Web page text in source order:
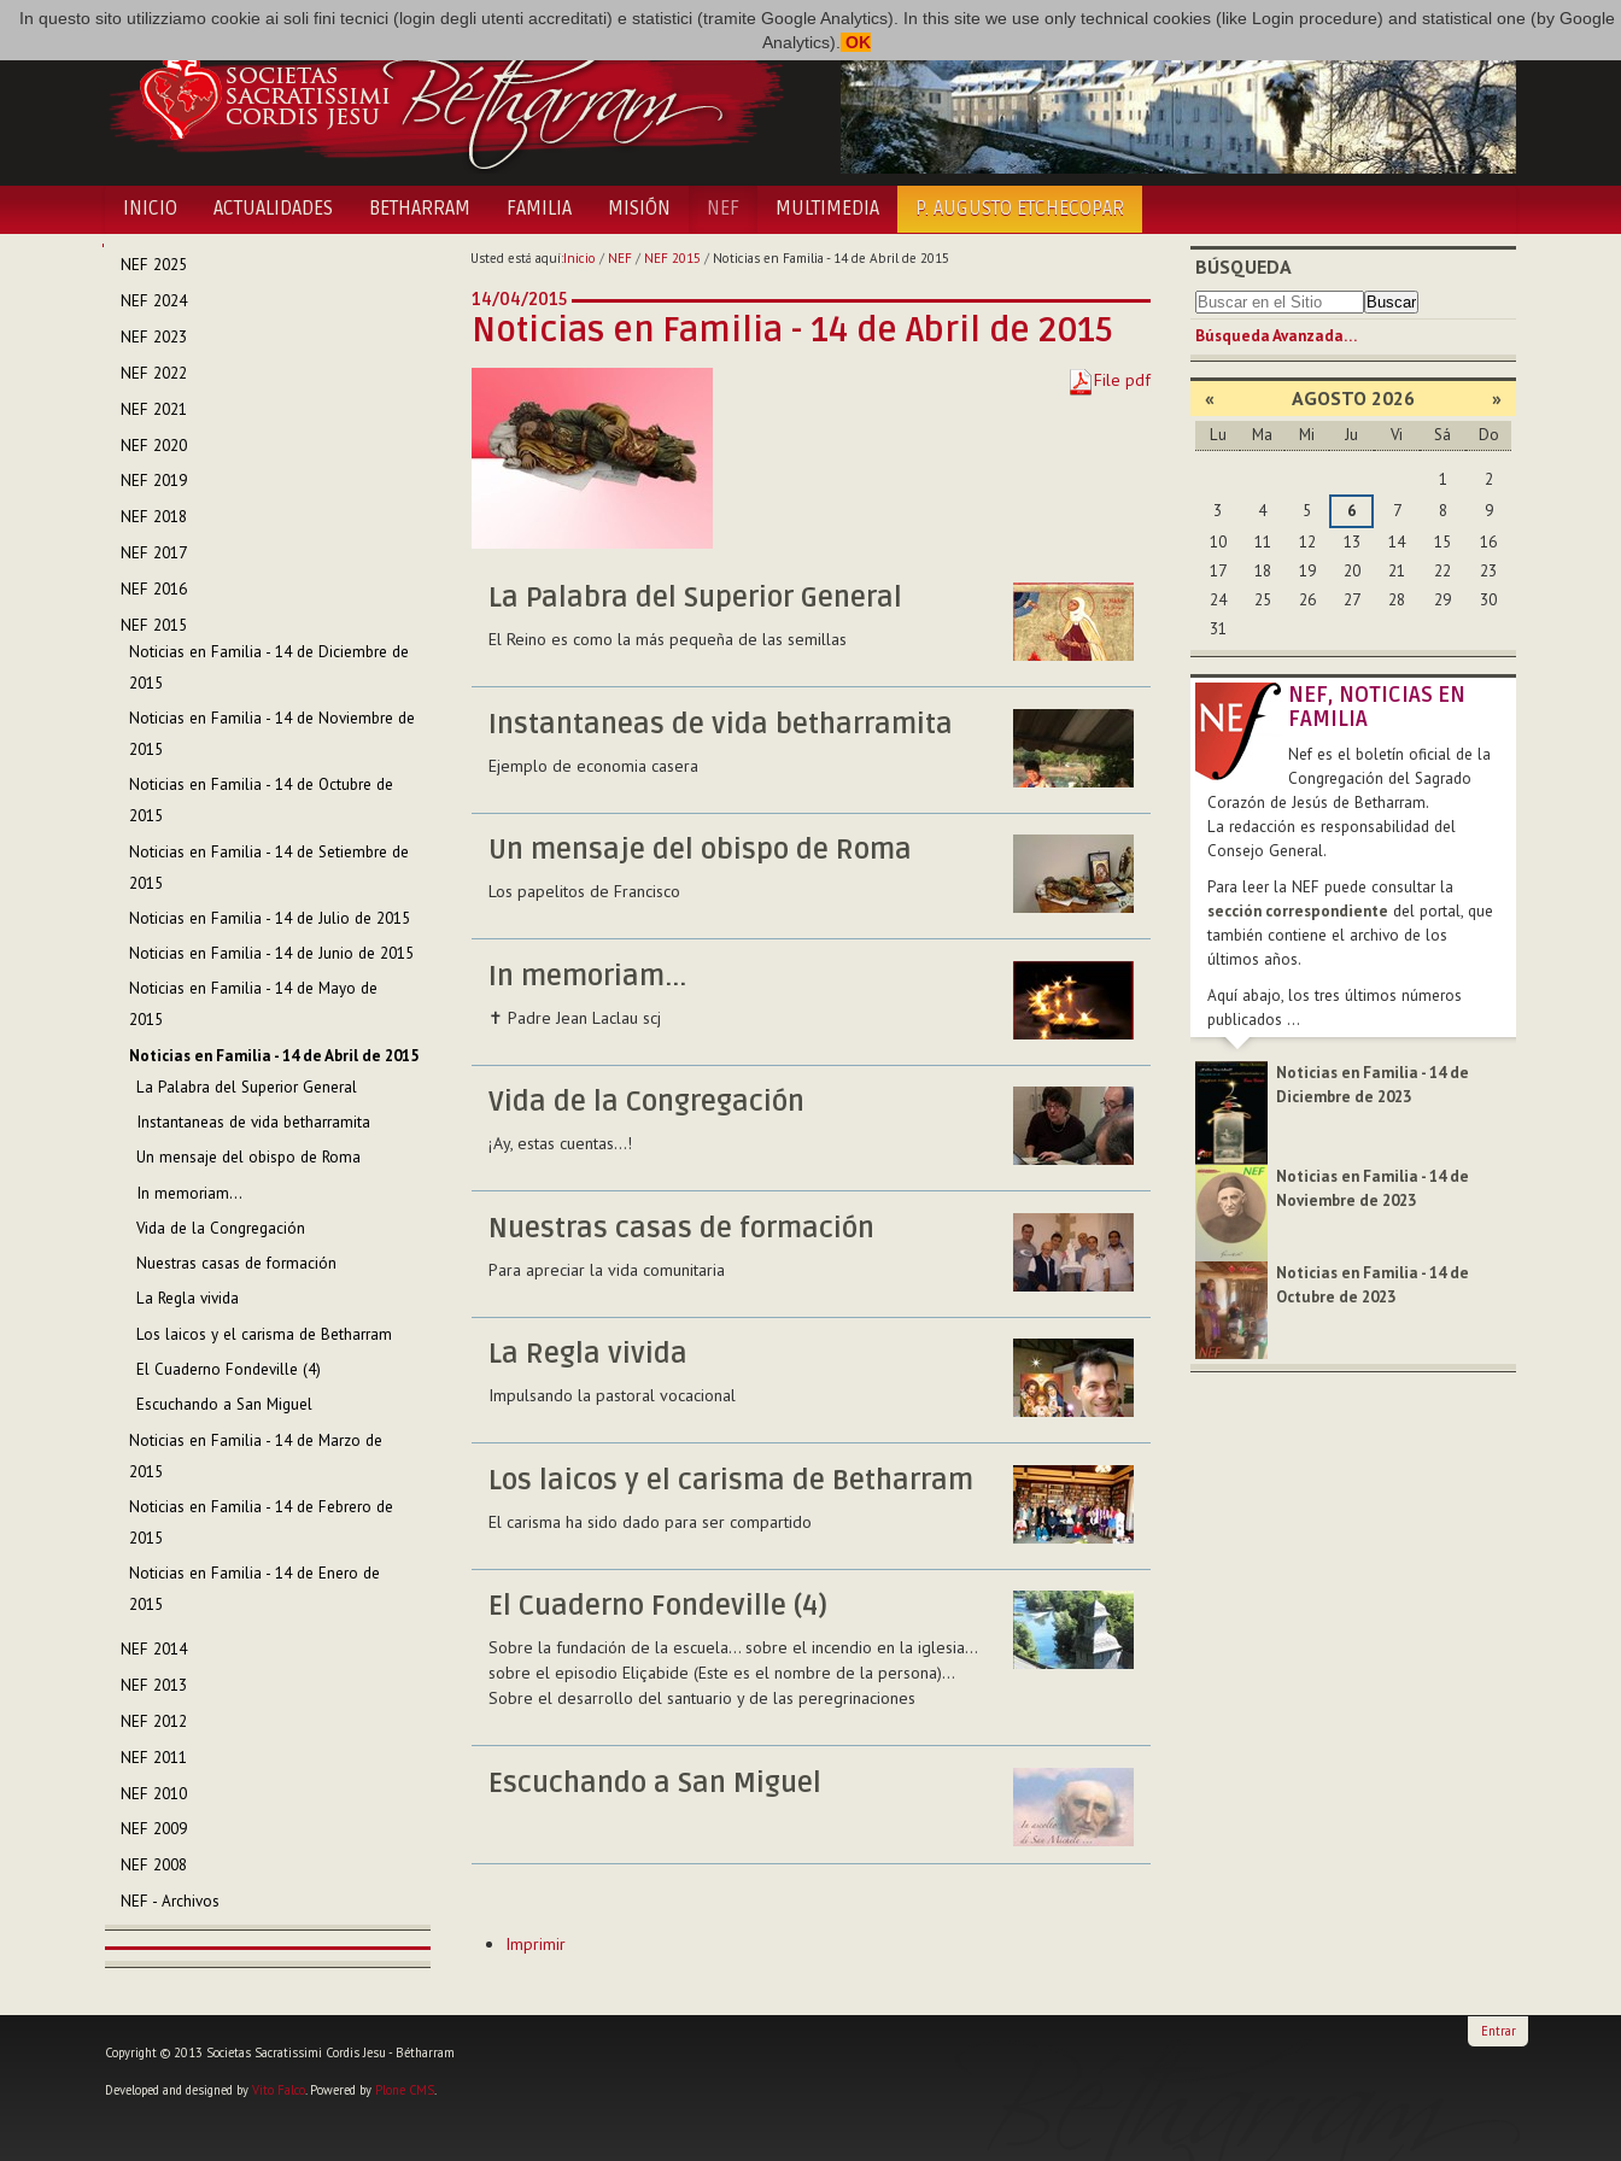
In questo sito utilizziamo cookie ai soli fini tecnici (login degli utenti accreditati) e statistici (tramite Google Analytics). In this site we use only technical cookies (like Login procedure) and statistical one (by Google
Analytics). OK
INICIO ACTUALIDADES BETHARRAM FAMILIA MISIÓN NEF MULTIMEDIA P. AUGUSTO ETCHECOPAR
NAVEGACIÓN
NEF 2025
NEF 2024
NEF 2023
NEF 2022
NEF 2021
NEF 2020
NEF 2019
NEF 2018
NEF 2017
NEF 2016
NEF 2015
Noticias en Familia - 14 de Diciembre de
2015
Noticias en Familia - 14 de Noviembre de
2015
Noticias en Familia - 14 de Octubre de
2015
Noticias en Familia - 14 de Setiembre de
2015
Noticias en Familia - 14 de Julio de 2015
Noticias en Familia - 14 de Junio de 2015
Noticias en Familia - 14 de Mayo de
2015
Noticias en Familia - 14 de Abril de 2015
La Palabra del Superior General
Instantaneas de vida betharramita
Un mensaje del obispo de Roma
In memoriam...
Vida de la Congregación
Nuestras casas de formación
La Regla vivida
Los laicos y el carisma de Betharram
El Cuaderno Fondeville (4)
Escuchando a San Miguel
Noticias en Familia - 14 de Marzo de
2015
Noticias en Familia - 14 de Febrero de
2015
Noticias en Familia - 14 de Enero de
2015
NEF 2014
NEF 2013
NEF 2012
NEF 2011
NEF 2010
NEF 2009
NEF 2008
NEF - Archivos
Usted está aquí:Inicio / NEF/ NEF 2015 / Noticias en Familia - 14 de Abril de 2015
14/04/2015
Noticias en Familia - 14 de Abril de 2015
File pdf
La Palabra del Superior General
El Reino es como la más pequeña de las semillas
Instantaneas de vida betharramita
Ejemplo de economia casera
Un mensaje del obispo de Roma
Los papelitos de Francisco
In memoriam...
✝ Padre Jean Laclau scj
Vida de la Congregación
¡Ay, estas cuentas…!
Nuestras casas de formación
Para apreciar la vida comunitaria
La Regla vivida
Impulsando la pastoral vocacional
Los laicos y el carisma de Betharram
El carisma ha sido dado para ser compartido
El Cuaderno Fondeville (4)
Sobre la fundación de la escuela… sobre el incendio en la iglesia…
sobre el episodio Eliçabide (Este es el nombre de la persona)…
Sobre el desarrollo del santuario y de las peregrinaciones
Escuchando a San Miguel
de
Imprimir
BÚSQUEDA
Búsqueda Avanzada…
« AGOSTO 2026 »
Lu Ma Mi Ju Vi Sá Do
1
2
3
4 5 6 7 8
9
10
11 12 13 14 15
16
17
18 19 20 21 22
23
24
25 26 27 28 29
30
31
NEF, NOTICIAS EN
FAMILIA
Nef es el boletín oficial de la
Congregación del Sagrado
Corazón de Jesús de Betharram.
La redacción es responsabilidad del
Consejo General.
Para leer la NEF puede consultar la
sección correspondiente del portal, que
también contiene el archivo de los
últimos años.
Aquí abajo, los tres últimos números
publicados ...
Noticias en Familia - 14 de
Diciembre de 2023
Noticias en Familia - 14 de
Noviembre de 2023
Noticias en Familia - 14 de
Octubre de 2023
Copyright © 2013 Societas Sacratissimi Cordis Jesu - Bétharram
Developed and designed by Vito Falco . Powered by Plone CMS
Entrar